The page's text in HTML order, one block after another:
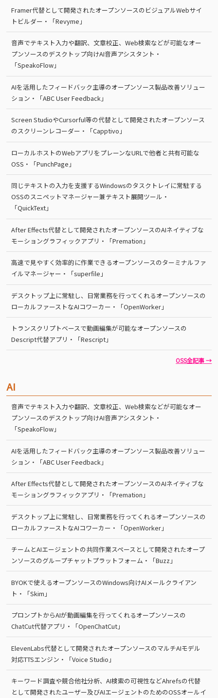
Framer代替として開発されたオープンソースのビジュアルWebサイ
トビルダー・「Revyme」
音声でテキスト入力や翻訳、文章校正、Web検索などが可能なオー
プンソースのデスクトップ向けAI音声アシスタント・
「SpeakoFlow」
AIを活用したフィードバック主導のオープンソース製品改善ソリュー
ション・「ABC User Feedback」
Screen StudioやCursorful等の代替として開発されたオープンソース
のスクリーンレコーダー・「Capptivo」
ローカルホストのWebアプリをプレーンなURLで他者と共有可能な
OSS・「PunchPage」
同じテキストの入力を支援するWindowsのタスクトレイに常駐する
OSSのスニペットマネージャー兼テキスト展開ツール・
「QuickText」
After Effects代替として開発されたオープンソースのAIネイティブな
モーショングラフィックアプリ・「Premation」
高速で見やすく効率的に作業できるオープンソースのターミナルファ
イルマネージャー・「superfile」
デスクトップ上に常駐し、日常業務を行ってくれるオープンソースの
ローカルファーストなAIコワーカー・「OpenWorker」
トランスクリプトベースで動画編集が可能なオープンソースの
Descript代替アプリ・「Rescript」
OSS全記事 →
AI
音声でテキスト入力や翻訳、文章校正、Web検索などが可能なオー
プンソースのデスクトップ向けAI音声アシスタント・
「SpeakoFlow」
AIを活用したフィードバック主導のオープンソース製品改善ソリュー
ション・「ABC User Feedback」
After Effects代替として開発されたオープンソースのAIネイティブな
モーショングラフィックアプリ・「Premation」
デスクトップ上に常駐し、日常業務を行ってくれるオープンソースの
ローカルファーストなAIコワーカー・「OpenWorker」
チームとAIエージェントの共同作業スペースとして開発されたオープ
ンソースのグループチャットプラットフォーム・「Buzz」
BYOKで使えるオープンソースのWindows向けAIメールクライアン
ト・「Skim」
プロンプトからAIが動画編集を行ってくれるオープンソースの
ChatCut代替アプリ・「OpenChatCut」
ElevenLabs代替として開発されたオープンソースのマルチAIモデル
対応TTSエンジン・「Voice Studio」
キーワード調査や競合他社分析、AI検索の可視性などAhrefsの代替
として開発されたユーザー及びAIエージェントのためのOSSオールイ